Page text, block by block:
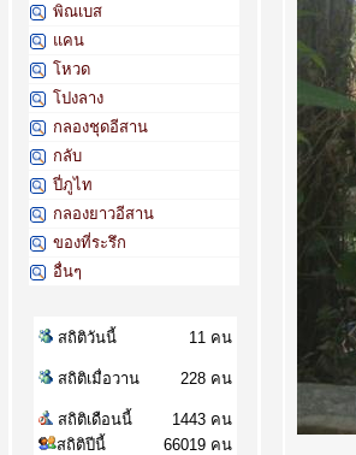
พิณเบส
แคน
โหวด
โปงลาง
กลองชุดอีสาน
กลับ
ปี่ภูไท
กลองยาวอีสาน
ของที่ระรึก
อื่นๆ
สถิติวันนี้ 11 คน
สถิติเมื่อวาน 228 คน
สถิติเดือนนี้
สถิติปีนี้
1443 คน
66019 คน